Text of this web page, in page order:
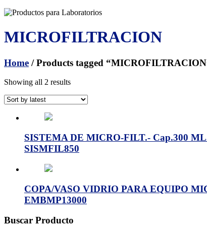
MICROFILTRACION
Home / Products tagged
Showing all 2 results
SISTEMA DE MICRO-FILT.- Cap.300
SISMFIL850
COPA/VASO VIDRIO PARA EQUIPO
EMBMP13000
Buscar Producto